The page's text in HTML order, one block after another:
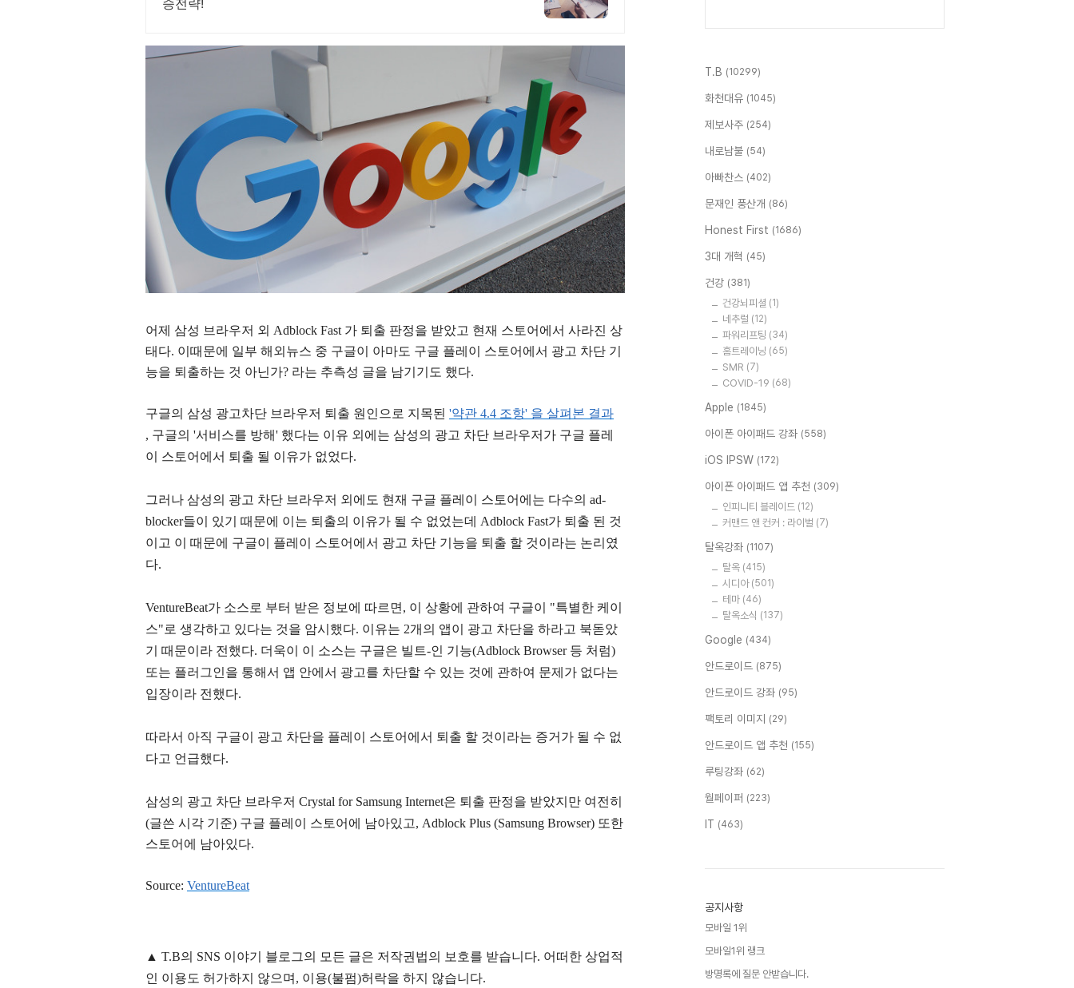
승전략!
어제 삼성 브라우저 외 Adblock Fast 가 퇴출 판정을 받았고 현재 스토어에서 사라진 상
태다. 이때문에 일부 해외뉴스 중 구글이 아마도 구글 플레이 스토어에서 광고 차단 기
능을 퇴출하는 것 아닌가? 라는 추측성 글을 남기기도 했다.
구글의 삼성 광고차단 브라우저 퇴출 원인으로 지목된 '약관 4.4 조항' 을 살펴본 결과
, 구글의 '서비스를 방해' 했다는 이유 외에는 삼성의 광고 차단 브라우저가 구글 플레
이 스토어에서 퇴출 될 이유가 없었다.
그러나 삼성의 광고 차단 브라우저 외에도 현재 구글 플레이 스토어에는 다수의 ad-
blocker들이 있기 때문에 이는 퇴출의 이유가 될 수 없었는데 Adblock Fast가 퇴출 된 것
이고 이 때문에 구글이 플레이 스토어에서 광고 차단 기능을 퇴출 할 것이라는 논리였
다.
VentureBeat가 소스로 부터 받은 정보에 따르면, 이 상황에 관하여 구글이 "특별한 케이
스"로 생각하고 있다는 것을 암시했다. 이유는 2개의 앱이 광고 차단을 하라고 북돋았
기 때문이라 전했다. 더욱이 이 소스는 구글은 빌트-인 기능(Adblock Browser 등 처럼)
또는 플러그인을 통해서 앱 안에서 광고를 차단할 수 있는 것에 관하여 문제가 없다는
입장이라 전했다.
따라서 아직 구글이 광고 차단을 플레이 스토어에서 퇴출 할 것이라는 증거가 될 수 없
다고 언급했다.
삼성의 광고 차단 브라우저 Crystal for Samsung Internet은 퇴출 판정을 받았지만 여전히
(글쓴 시각 기준) 구글 플레이 스토어에 남아있고, Adblock Plus (Samsung Browser) 또한
스토어에 남아있다.
Source: VentureBeat
▲ T.B의 SNS 이야기 블로그의 모든 글은 저작권법의 보호를 받습니다. 어떠한 상업적
인 이용도 허가하지 않으며, 이용(불펌)허락을 하지 않습니다.
T.B (10299)
화천대유 (1045)
제보사주 (254)
내로남불 (54)
아빠찬스 (402)
문재인 풍산개 (86)
Honest First (1686)
3대 개혁 (45)
건강 (381)
건강뇌피셜 (1)
네추럴 (12)
파워리프팅 (34)
홈트레이닝 (65)
SMR (7)
COVID-19 (68)
Apple (1845)
아이폰 아이패드 강좌 (558)
iOS IPSW (172)
아이폰 아이패드 앱 추천 (309)
인피니티 블레이드 (12)
커맨드 앤 컨커 : 라이벌 (7)
탈옥강좌 (1107)
탈옥 (415)
시디아 (501)
테마 (46)
탈옥소식 (137)
Google (434)
안드로이드 (875)
안드로이드 강좌 (95)
팩토리 이미지 (29)
안드로이드 앱 추천 (155)
루팅강좌 (62)
월페이퍼 (223)
IT (463)
공지사항
모바일 1위
모바일1위 랭크
방명록에 질문 안받습니다.